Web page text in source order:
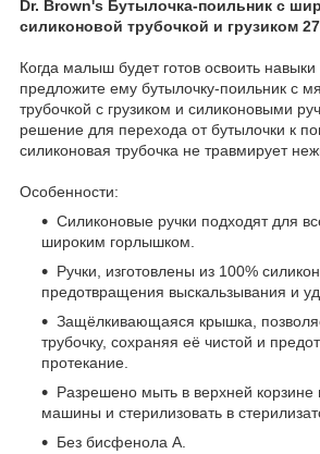
Dr. Brown's Бутылочка-поильник с
силиконовой трубочкой и грузиком
Когда малыш будет готов освоить навыки
предложите ему бутылочку-поильник с
трубочкой с грузиком и силиконовыми
решение для перехода от бутылочки к
силиконовая трубочка не травмирует
Особенности:
Силиконовые ручки подходят для
широким горлышком.
Ручки, изготовлены из 100%
предотвращения выскальзывания и
Защёлкивающаяся крышка,
трубочку, сохраняя её чистой и
протекание.
Разрешено мыть в верхней корзине
машины и стерилизовать в
Без бисфенола А.